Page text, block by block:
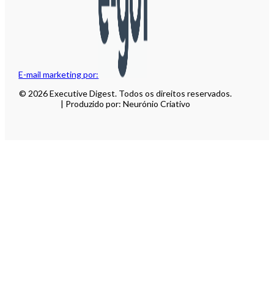
E-mail marketing por:
© 2026 Executive Digest. Todos os direitos reservados.
| Produzido por: Neurónio Criativo